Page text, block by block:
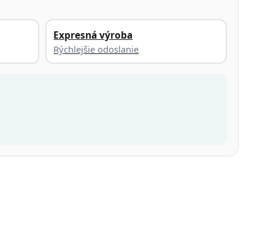
Expresná výroba
Rýchlejšie odoslanie